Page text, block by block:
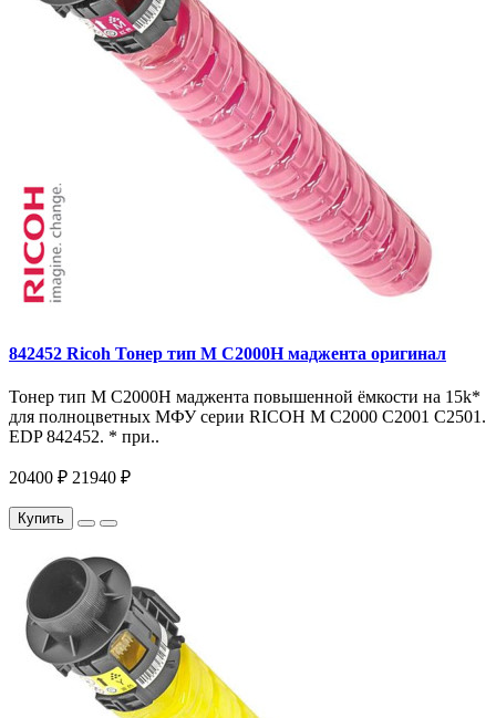
842452 Ricoh Тонер тип M C2000H маджента оригинал
Тонер тип M C2000H маджента повышенной ёмкости на 15k*
для полноцветных МФУ серии RICOH M C2000 C2001 C2501.
EDP 842452. * при..
20400 ₽ 21940 ₽
Купить